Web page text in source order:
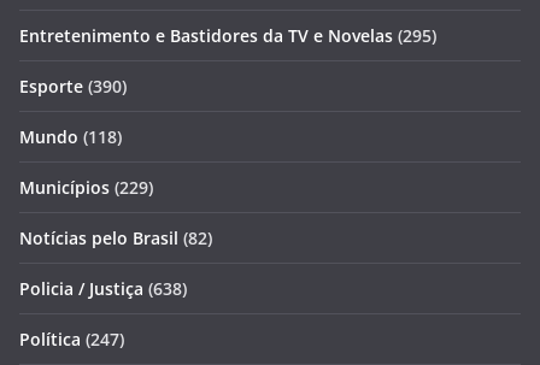
Entretenimento e Bastidores da TV e Novelas (295)
Esporte (390)
Mundo (118)
Municípios (229)
Notícias pelo Brasil (82)
Policia / Justiça (638)
Política (247)